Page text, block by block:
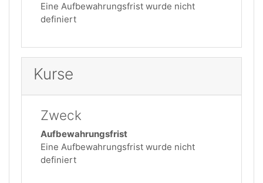
Eine Aufbewahrungsfrist wurde nicht
definiert
Kurse
Zweck
Aufbewahrungsfrist
Eine Aufbewahrungsfrist wurde nicht
definiert